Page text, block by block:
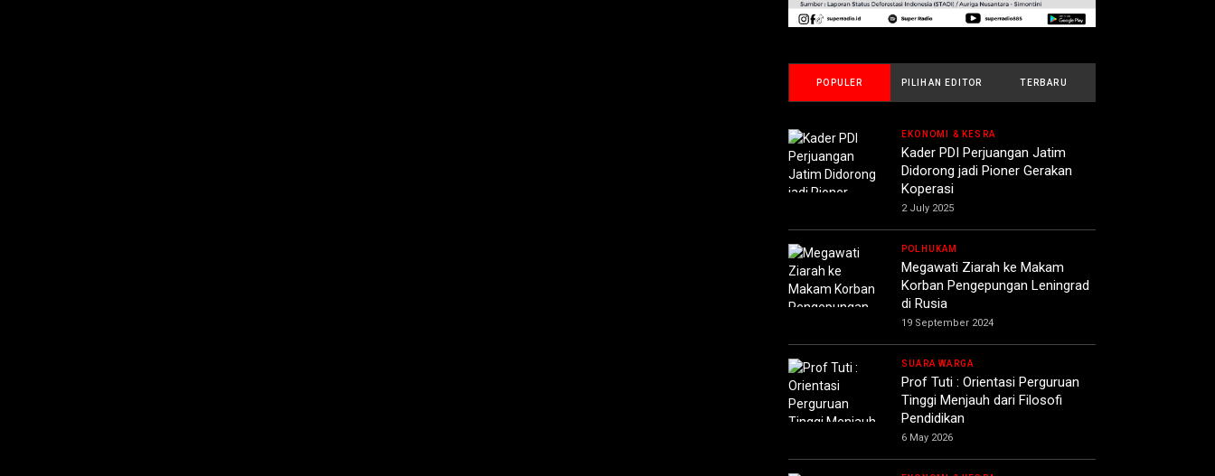
POPULER PILIHAN EDITOR TERBARU
EKONOMI & KESRA
Kader PDI Perjuangan Jatim
Didorong jadi Pioner Gerakan
Koperasi
2 July 2025
POLHUKAM
Megawati Ziarah ke Makam
Korban Pengepungan Leningrad
di Rusia
19 September 2024
SUARA WARGA
Prof Tuti : Orientasi Perguruan
Tinggi Menjauh dari Filosofi
Pendidikan
6 May 2026